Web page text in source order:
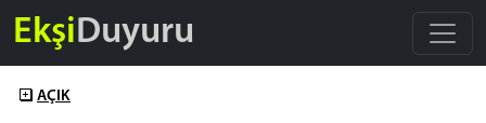
EkşiDuyuru
AÇIK